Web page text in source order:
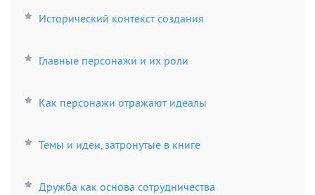
Исторический контекст создания
Главные персонажи и их роли
Как персонажи отражают идеалы
Темы и идеи, затронутые в книге
Дружба как основа сотрудничества